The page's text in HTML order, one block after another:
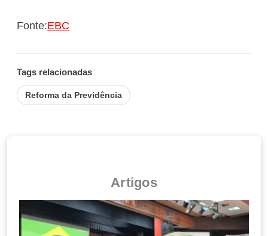
Fonte:EBC
Tags relacionadas
Reforma da Previdência
Artigos